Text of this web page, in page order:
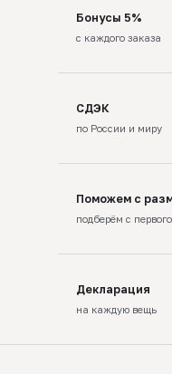
Бонусы 5%
с каждого заказа
СДЭК
по России и миру
Поможем с
подберём с
Декларация
на каждую вещь